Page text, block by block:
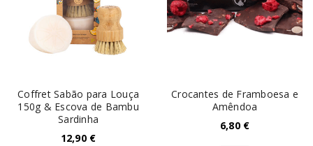
Coffret Sabão para Louça
150g & Escova de Bambu
Sardinha
12,90 €
Crocantes de Framboesa e
Amêndoa
6,80 €